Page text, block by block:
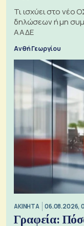
Τι ισχύει στο νέο
δηλώσεων ή μη
ΑΑΔΕ
Ανθή Γεωργίου
ΑΚΙΝΗΤΑ 06.08.2026,
Γραφεία: